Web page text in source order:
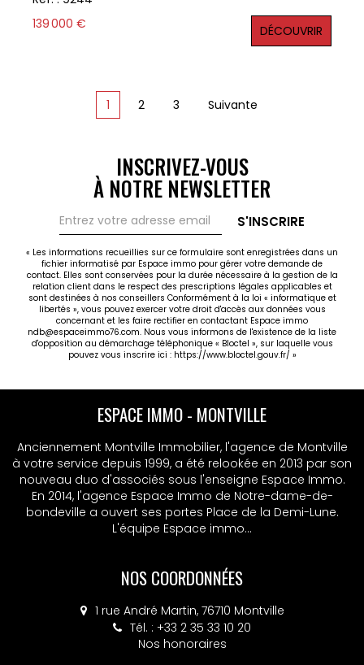
nombreux commerces, de la gare et des écoles. La
vie de la commune s'organise autour de la place de
l'Hôtel de Ville : écoles primaires et maternelles,
bibliothèque scolaire, centre culturel ... facilitent
commercial de Barentin sont à quelques minutes
en voiture. La station de bus du F4 à 500 mètres de
appartements au total disposant d'un balcon,
d'ascenseur, de stationnement privé et d'un local à
vélos. Nous vous proposons 12 appartements de
spacieux séjour-cuisine, idéal pour recevoir vos
familles et amis, une salle d'eau avec douche et
une belle chambre avec placard. Vous disposerez
d'un balcon pour profiter des beaux jours et des
barbecues et d'une place de parking privative pour
faciliter votre stationnement. Livraison prévue pour
le 3ème trimestre 2026 ! A partir de 133 000 €,
honoraires d'agence inclus. Ne laissez pas passer
cette opportunité d'acquérir un bien prêt à accueillir
ses premiers occupants ! Pour plus d'informations
- Pauline WEYRIG au 02.35.76.96.23. D'autres
appartements T3 sont disponibles sous la référence
Géorisques : www.georisques.gouv.fr.
139 000 €
DÉCOUVRIR
1 2 3 Suivante
INSCRIVEZ-VOUS
À NOTRE NEWSLETTER
S'INSCRIRE
« Les informations recueillies sur ce formulaire sont enregistrées dans un
fichier informatisé par Espace immo pour gérer votre demande de
contact. Elles sont conservées pour la durée nécessaire à la gestion de la
relation client dans le respect des prescriptions légales applicables et
sont destinées à nos conseillers Conformément à la loi « informatique et
libertés », vous pouvez exercer votre droit d'accès aux données vous
concernant et les faire rectifier en contactant Espace immo
ndb@espaceimmo76.com. Nous vous informons de l'existence de la liste
d'opposition au démarchage téléphonique « Bloctel », sur laquelle vous
pouvez vous inscrire ici : https://www.bloctel.gouv.fr/ »
ESPACE IMMO - MONTVILLE
Anciennement Montville Immobilier, l'agence de Montville
à votre service depuis 1999, a été relookée en 2013 par son
nouveau duo d'associés sous l'enseigne Espace Immo.
En 2014, l'agence Espace Immo de Notre-dame-de-
bondeville a ouvert ses portes Place de la Demi-Lune.
L'équipe Espace immo...
NOS COORDONNÉES
1 rue André Martin, 76710 Montville
Tél. : +33 2 35 33 10 20
Nos honoraires
ESPACE IMMO - MSA
Anciennement Montville Immobilier, l'agence de Montville
à votre service depuis 1999, a été relookée en 2013 par son
nouveau duo d'associés sous l'enseigne Espace Immo.
En 2014, l'agence Espace Immo de Notre-dame-de-
bondeville a ouvert ses portes Place de la Demi-Lune.
L'équipe Espace immo...
NOS COORDONNÉES
4 place Colbert, 76130 Mont-Saint-Aignan
Tél. : +33 2 32 10 52 14
Nos honoraires